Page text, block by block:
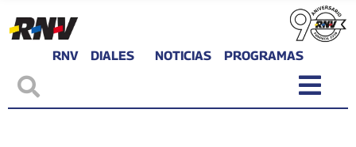
RNV DIALES NOTICIAS PROGRAMAS